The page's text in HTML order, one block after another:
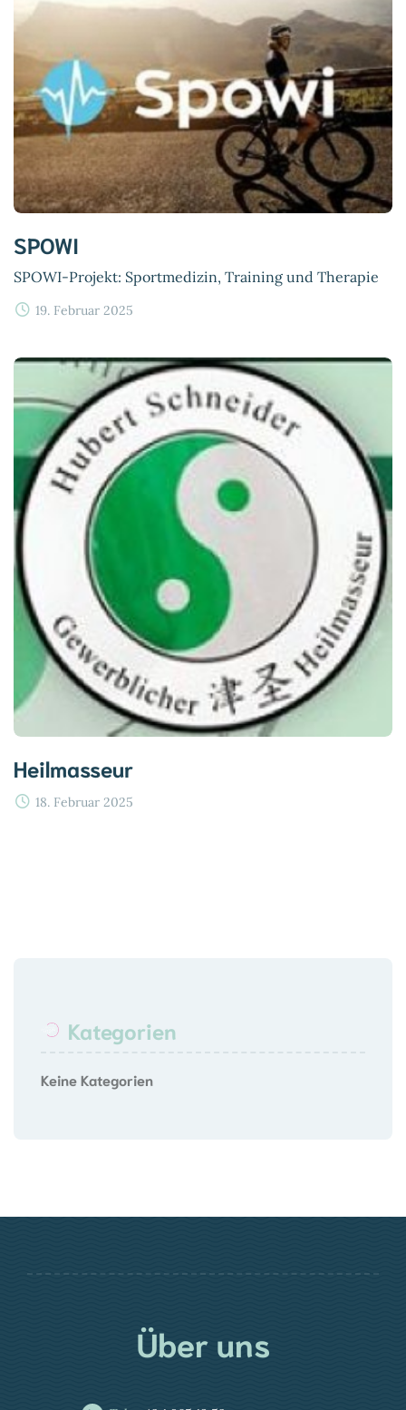
SPOWI
SPOWI-Projekt: Sportmedizin, Training und Therapie
19. Februar 2025
Heilmasseur
18. Februar 2025
Kategorien
Keine Kategorien
Über uns